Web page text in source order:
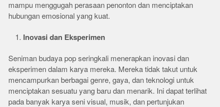
mampu menggugah perasaan penonton dan menciptakan
hubungan emosional yang kuat.
Inovasi dan Eksperimen
Seniman budaya pop seringkali menerapkan inovasi dan
eksperimen dalam karya mereka. Mereka tidak takut untuk
mencampurkan berbagai genre, gaya, dan teknologi untuk
menciptakan sesuatu yang baru dan menarik. Ini dapat terlihat
pada banyak karya seni visual, musik, dan pertunjukan